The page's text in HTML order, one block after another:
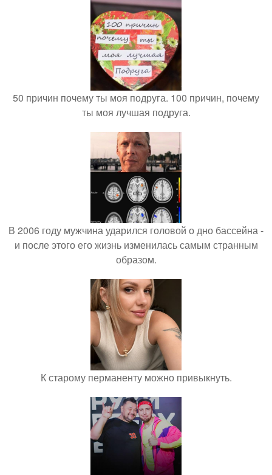
50 причин почему ты моя подруга. 100 причин, почему
ты моя лучшая подруга.
В 2006 году мужчина ударился головой о дно бассейна -
и после этого его жизнь изменилась самым странным
образом.
К старому перманенту можно привыкнуть.